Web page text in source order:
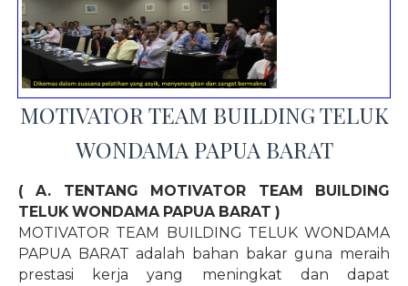
MOTIVATOR TEAM BUILDING TELUK
WONDAMA PAPUA BARAT
( A. TENTANG MOTIVATOR TEAM BUILDING
TELUK WONDAMA PAPUA BARAT )
MOTIVATOR TEAM BUILDING TELUK WONDAMA
PAPUA BARAT adalah bahan bakar guna meraih
prestasi kerja yang meningkat dan dapat